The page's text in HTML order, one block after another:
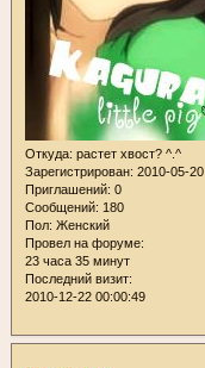
Откуда: растет хвост? ^.^
Зарегистрирован: 2010-05-20
Приглашений: 0
Сообщений: 180
Пол: Женский
Провел на форуме:
23 часа 35 минут
Последний визит:
2010-12-22 00:00:49